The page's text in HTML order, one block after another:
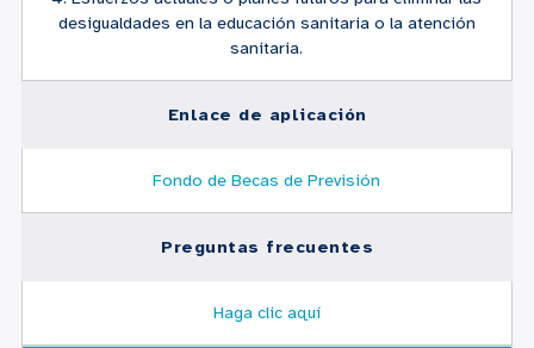
desigualdades en la educación sanitaria o la atención
sanitaria.
Enlace de aplicación
Fondo de Becas de Previsión
Preguntas frecuentes
Haga clic aquí